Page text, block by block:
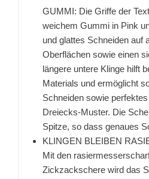
GUMMI: Die Griffe der
weichem Gummi in Pink
und glattes Schneiden auf
Oberflächen sowie einen
längere untere Klinge hilft
Materials und ermöglicht
Schneiden sowie
Dreiecks-Muster. Die
Spitze, so dass genaues
KLINGEN BLEIBEN
Mit den
Zickzackschere wird das